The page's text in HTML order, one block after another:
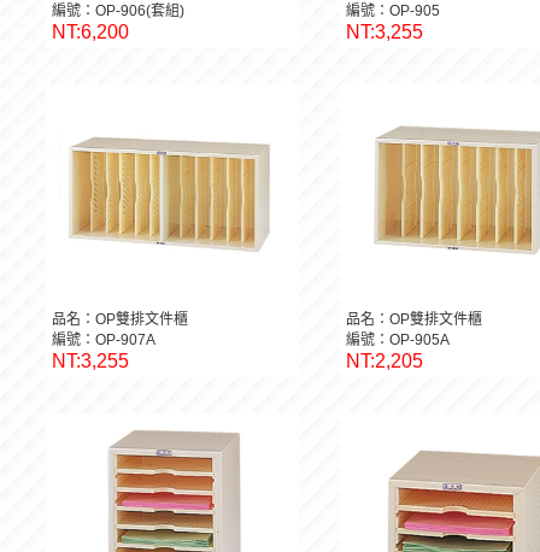
編號：OP-906(套組)
NT:6,200
編號：OP-905
NT:3,255
品名：OP雙排文件櫃
編號：OP-907A
NT:3,255
品名：OP雙排文件櫃
編號：OP-905A
NT:2,205